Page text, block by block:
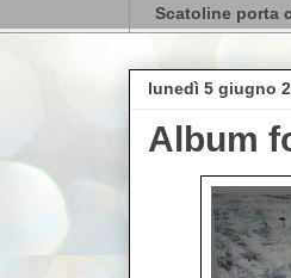
Scatoline porta
lunedì 5 giugno
Album